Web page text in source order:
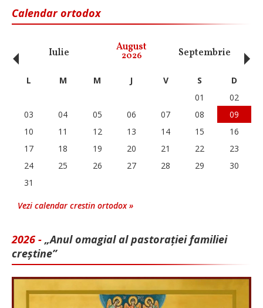
Calendar ortodox
Iulie August
2026 Septembrie
‹ L M M J V S
D
01
02
03
04 05 06 07 08
09
10
11 12 13 14 15
16
17
18 19 20 21 22
23
24
25 26 27 28 29
30
31
Vezi calendar crestin ortodox »
2026 - „Anul omagial al pastorației familiei
creștine”